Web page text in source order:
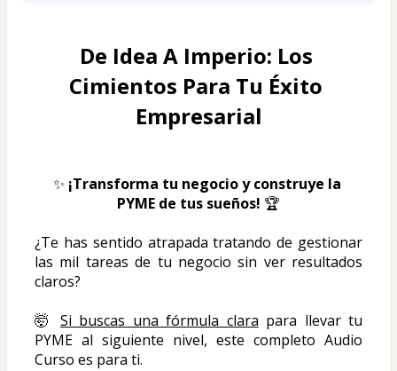
De Idea A Imperio: Los
Cimientos Para Tu Éxito
Empresarial
✨ ¡Transforma tu negocio y construye la
PYME de tus sueños! 🏆
¿Te has sentido atrapada tratando de gestionar
las mil tareas de tu negocio sin ver resultados
claros?
🤯 Si buscas una fórmula clara para llevar tu
PYME al siguiente nivel, este completo Audio
Curso es para ti.